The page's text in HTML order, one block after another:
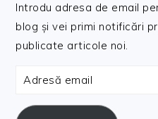
Introdu adresa de email
blog și vei primi notificări
publicate articole noi.
Adresă